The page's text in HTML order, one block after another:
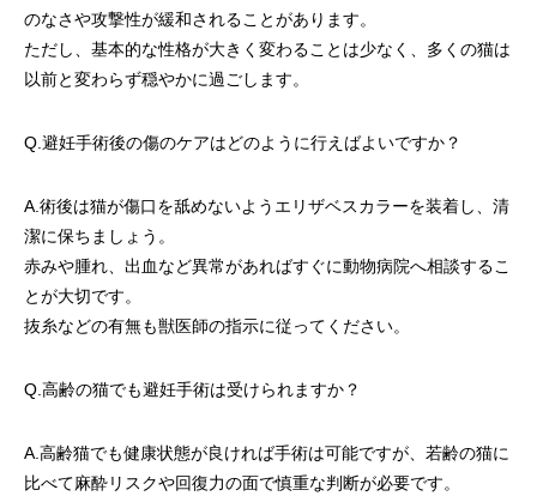
のなさや攻撃性が緩和されることがあります。
ただし、基本的な性格が大きく変わることは少なく、多くの猫は
以前と変わらず穏やかに過ごします。
Q.避妊手術後の傷のケアはどのように行えばよいですか？
A.術後は猫が傷口を舐めないようエリザベスカラーを装着し、清
潔に保ちましょう。
赤みや腫れ、出血など異常があればすぐに動物病院へ相談するこ
とが大切です。
抜糸などの有無も獣医師の指示に従ってください。
Q.高齢の猫でも避妊手術は受けられますか？
A.高齢猫でも健康状態が良ければ手術は可能ですが、若齢の猫に
比べて麻酔リスクや回復力の面で慎重な判断が必要です。